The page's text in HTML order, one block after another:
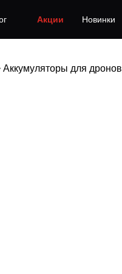
Акции Новинки
Аккумуляторы для дронов